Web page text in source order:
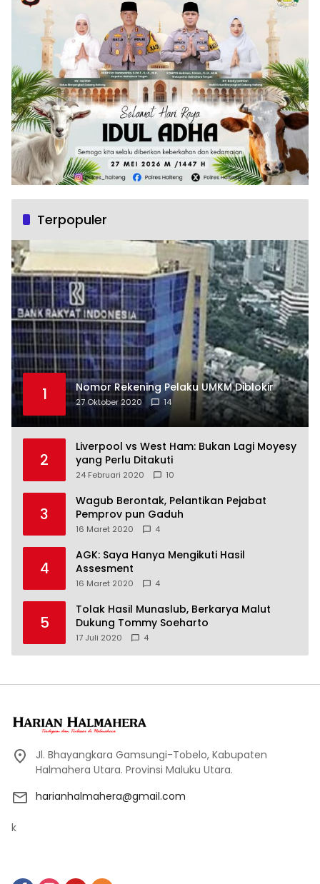
Terpopuler
1 Nomor Rekening Pelaku UMKM Diblokir
27 Oktober 2020 14
2
Liverpool vs West Ham: Bukan Lagi Moyesy
yang Perlu Ditakuti
24 Februari 2020 10
3
Wagub Berontak, Pelantikan Pejabat
Pemprov pun Gaduh
16 Maret 2020 4
4
AGK: Saya Hanya Mengikuti Hasil
Assesment
16 Maret 2020 4
5
Tolak Hasil Munaslub, Berkarya Malut
Dukung Tommy Soeharto
17 Juli 2020 4
Jl. Bhayangkara Gamsungi-Tobelo, Kabupaten
Halmahera Utara. Provinsi Maluku Utara.
harianhalmahera@gmail.com
k